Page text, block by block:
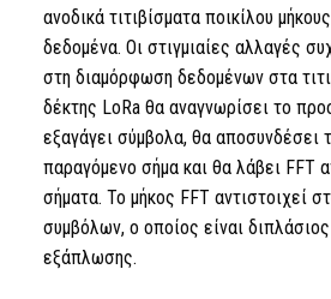
ανοδικά τιτιβίσματα ποικίλου
δεδομένα. Οι στιγμιαίες αλλαγές
στη διαμόρφωση δεδομένων στα
δέκτης LoRaθα αναγνωρίσει το
εξαγάγει σύμβολα, θα αποσυνδέσει
παραγόμενο σήμα και θα λάβει FFT
σήματα. Το μήκος FFTαντιστοιχεί
συμβόλων, ο οποίος είναι
εξάπλωσης.